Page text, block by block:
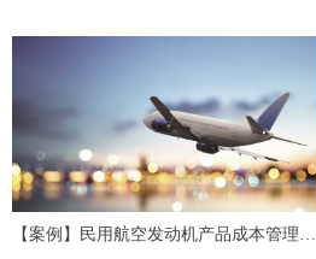
【案例】民用航空发动机产品成本管理应